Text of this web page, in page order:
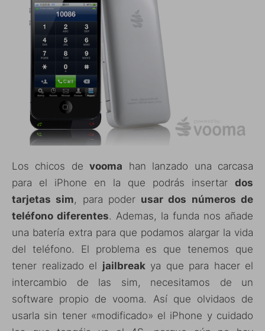
Los chicos devooma han lanzado una carcasa
para el iPhone en la que podrás insertar dos
tarjetas sim, para poder usar dos números de
teléfono diferentes. Ademas, la funda nos añade
una batería extra para que podamos alargar la vida
del teléfono. El problema es que tenemos que
tener realizado el jailbreak ya que para hacer el
intercambio de las sim, necesitamos de un
software propio de vooma. Así que olvidaos de
usarla sin tener «modificado» el iPhone y cuidado